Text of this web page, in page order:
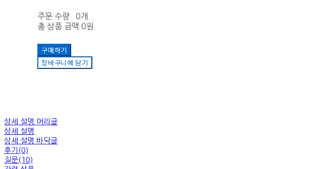
주문 수량
0개
총 상품 금액 0원
구매하기
장바구니에 담기
상세 설명 머리글
상세 설명
상세 설명 바닥글
후기(0)
질문(10)